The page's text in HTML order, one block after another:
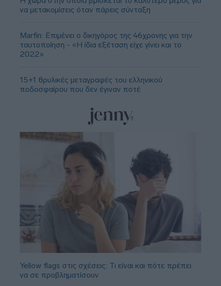
να μετακομίσεις όταν πάρεις σύνταξη
Marfin: Επιμένει ο δικηγόρος της 46χρονης για την
ταυτοποίηση - «Η ίδια εξέταση είχε γίνει και το
2022»
15+1 θρυλικές μεταγραφές του ελληνικού
ποδοσφαίρου που δεν έγιναν ποτέ
Yellow flags στις σχέσεις: Τι είναι και πότε πρέπει
να σε προβληματίσουν